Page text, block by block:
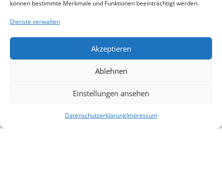
können bestimmte Merkmale und Funktionen beeinträchtigt werden.
Dienste verwalten
Akzeptieren
Ablehnen
Einstellungen ansehen
DatenschutzerklärungImpressum